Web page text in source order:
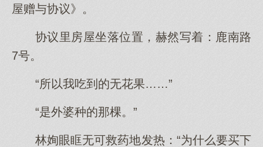
屋赠与协议》。
协议里房屋坐落位置，赫然写着：鹿南路
7号。
“所以我吃到的无花果……”
“是外婆种的那棵。”
林姰眼眶无可救药地发热：“为什么要买下